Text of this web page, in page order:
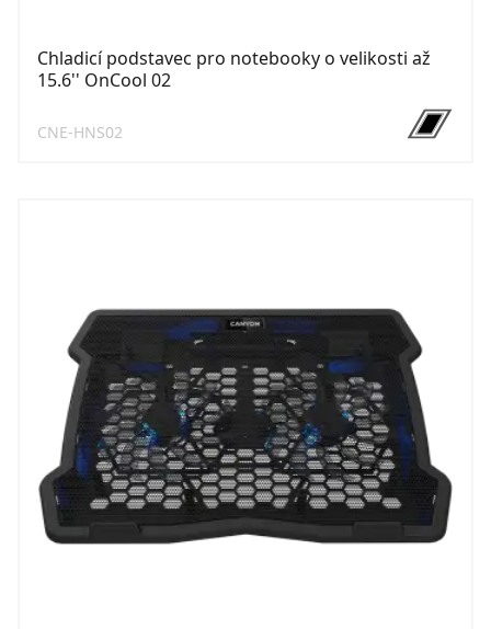
Chladicí podstavec pro notebooky o velikosti až
15.6'' OnCool 02
CNE-HNS02